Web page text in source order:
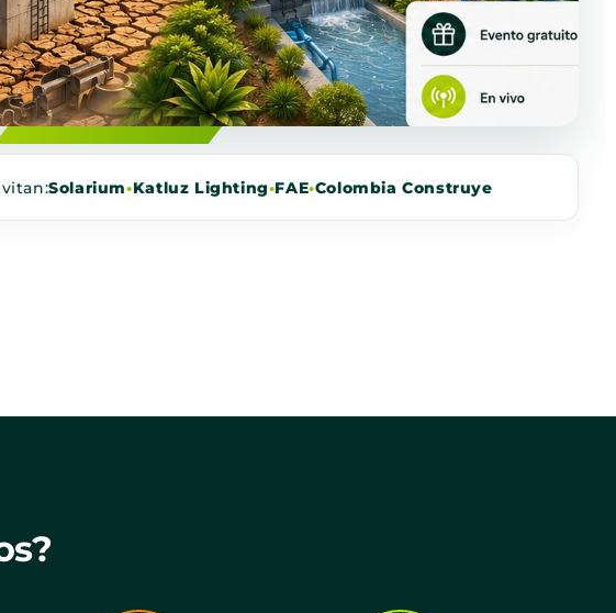
Solarium•Katluz Lighting•FAE•Colombia Construye